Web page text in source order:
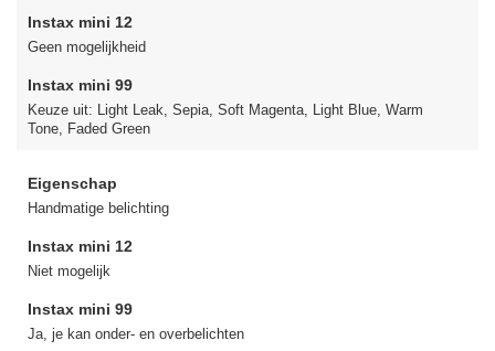
Instax mini 12
Geen mogelijkheid
Instax mini 99
Keuze uit: Light Leak, Sepia, Soft Magenta, Light Blue, Warm
Tone, Faded Green
Eigenschap
Handmatige belichting
Instax mini 12
Niet mogelijk
Instax mini 99
Ja, je kan onder- en overbelichten